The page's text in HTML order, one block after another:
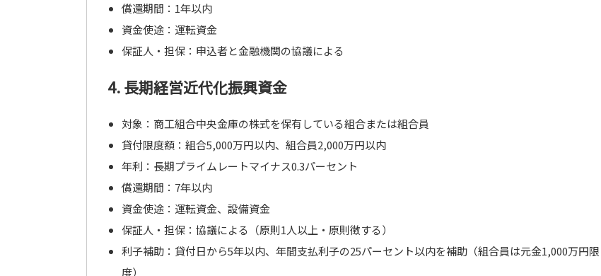
償還期間：1年以内
資金使途：運転資金
保証人・担保：申込者と金融機関の協議による
4. 長期経営近代化振興資金
対象：商工組合中央金庫の株式を保有している組合または組合員
貸付限度額：組合5,000万円以内、組合員2,000万円以内
年利：長期プライムレートマイナス0.3パーセント
償還期間：7年以内
資金使途：運転資金、設備資金
保証人・担保：協議による（原則1人以上・原則徴する）
利子補助：貸付日から5年以内、年間支払利子の25パーセント以内を補助（組合員は元金1,000万円限
度）